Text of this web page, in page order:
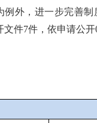
外，进一步完善
件7件，依申请公开